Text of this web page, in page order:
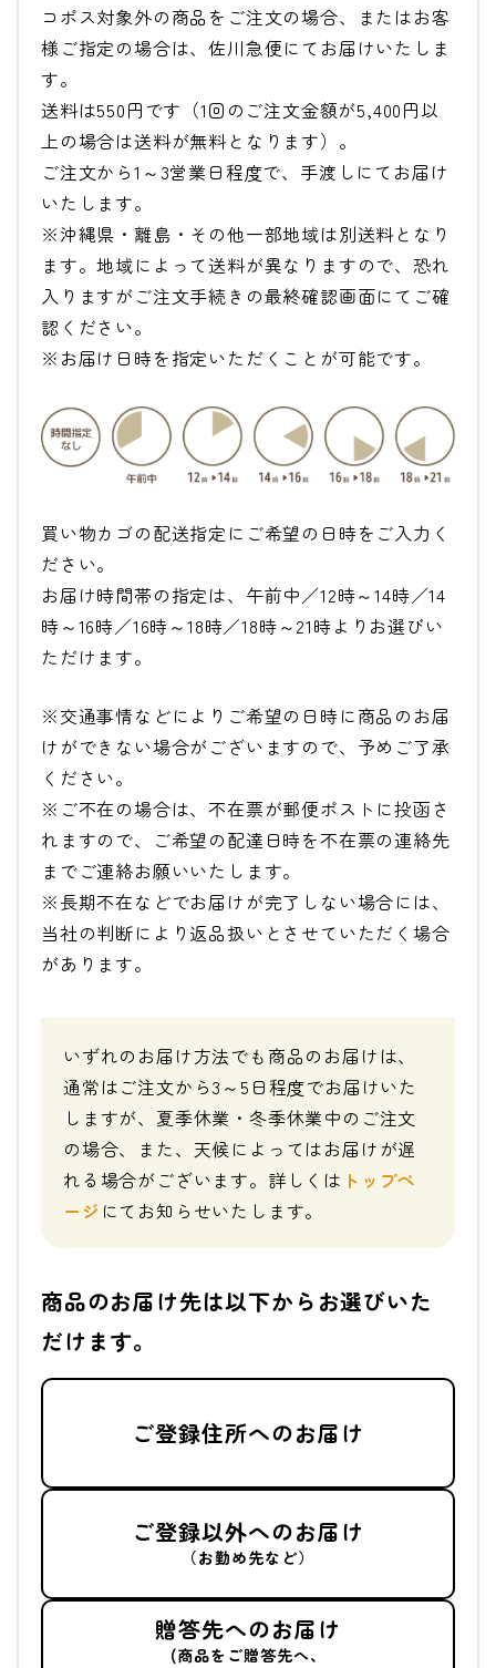
コポス対象外の商品をご注文の場合、またはお客
様ご指定の場合は、佐川急便にてお届けいたしま
す。
送料は550円です（1回のご注文金額が5,400円以
上の場合は送料が無料となります）。
ご注文から1～3営業日程度で、手渡しにてお届け
いたします。
※沖縄県・離島・その他一部地域は別送料となり
ます。地域によって送料が異なりますので、恐れ
入りますがご注文手続きの最終確認画面にてご確
認ください。
※お届け日時を指定いただくことが可能です。
買い物カゴの配送指定にご希望の日時をご入力く
ださい。
お届け時間帯の指定は、午前中／12時～14時／14
時～16時／16時～18時／18時～21時よりお選びい
ただけます。
※交通事情などによりご希望の日時に商品のお届
けができない場合がございますので、予めご了承
ください。
※ご不在の場合は、不在票が郵便ポストに投函さ
れますので、ご希望の配達日時を不在票の連絡先
までご連絡お願いいたします。
※長期不在などでお届けが完了しない場合には、
当社の判断により返品扱いとさせていただく場合
があります。
いずれのお届け方法でも商品のお届けは、
通常はご注文から3～5日程度でお届けいた
しますが、夏季休業・冬季休業中のご注文
の場合、また、天候によってはお届けが遅
れる場合がございます。詳しくは トップペ
ージ にてお知らせいたします。
商品のお届け先は以下からお選びいた
だけます。
ご登録住所へのお届け
ご登録以外へのお届け
（お勤め先など）
贈答先へのお届け
(商品をご贈答先へ、